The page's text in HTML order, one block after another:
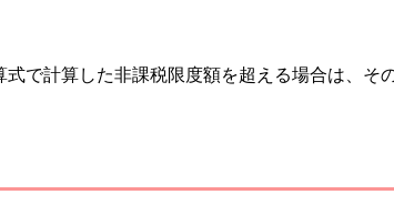
で計算した非課税限度額を超える場合は、そ